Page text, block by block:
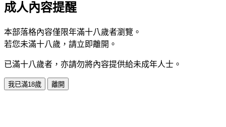
成人內容提醒
本部落格內容僅限年滿十八歲者瀏覽。
若您未滿十八歲，請立即離開。
已滿十八歲者，亦請勿將內容提供給未成年人士。
我已滿18歲 離開